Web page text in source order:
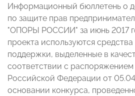
Информационный бюллетень о
по защите прав
"ОПОРЫ РОССИИ" за июнь 2017
проекта используются
поддержки, выделенные в
соответствии с распоряжением
Российской Федерации от
основании конкурса,